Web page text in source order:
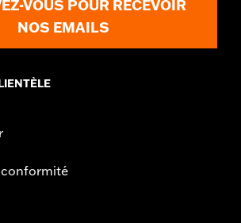
hand grips
limited warranty – Go to
VOUS POUR RECEVOIR
NOS EMAILS